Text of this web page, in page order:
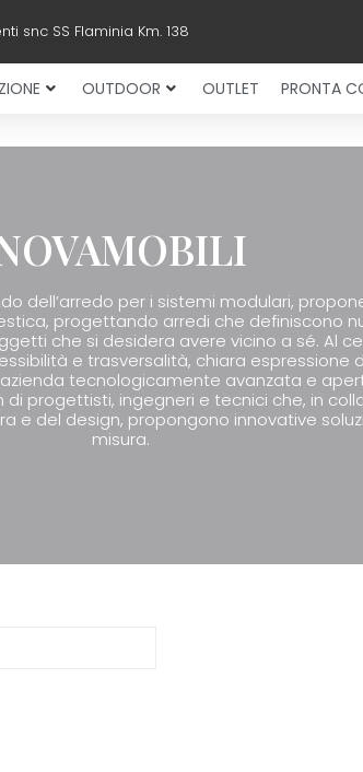
snc SS Flaminia Km. 138
OUTDOOR OUTLET PRONTA
dell’arredo per i sistemi modulari,
progettando arredi che definiscono
che si desidera avere vicino a sé. Al
e trasversalità, chiara espressione
tecnologicamente avanzata e
progettisti, ingegneri e tecnici che, in
e del design, propongono innovative
misura.